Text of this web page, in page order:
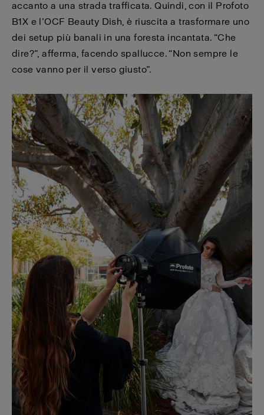
accanto a una strada trafficata. Quindi, con il Profoto
B1X e l’OCF Beauty Dish, è riuscita a trasformare uno
dei setup più banali in una foresta incantata. “Che
dire?”, afferma, facendo spallucce. “Non sempre le
cose vanno per il verso giusto”.